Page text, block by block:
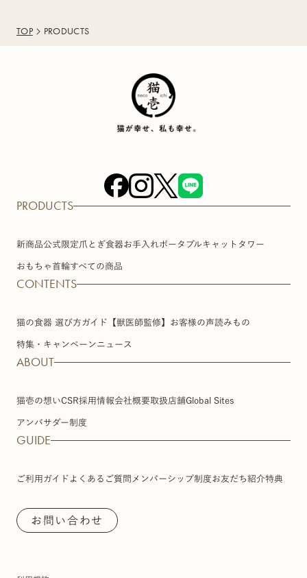
TOP PRODUCTS
PRODUCTS
新商品公式限定爪とぎ食器お手入れポータブル キャットタワー
おもちゃ首輪すべての商品
CONTENTS
猫の食器 選び方ガイド【獣医師監修】 お客様の声読みもの
特集・キャンペーンニュース
ABOUT
猫壱の想いCSR採用情報会社概要取扱店舗Global Sites
アンバサダー制度
GUIDE
ご利用ガイド よくあるご質問 メンバーシップ制度お友だち紹介特典
お問い合わせ